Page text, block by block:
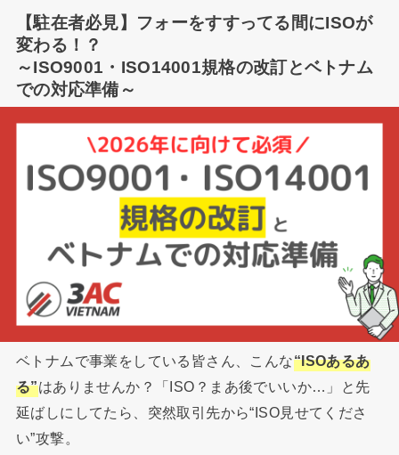
【駐在者必見】フォーをすすってる間にISOが
変わる！？
～ISO9001・ISO14001規格の改訂とベトナム
での対応準備～
ベトナムで事業をしている皆さん、こんな“ISOあるあ
る”はありませんか？「ISO？まあ後でいいか…」と先
延ばしにしてたら、突然取引先から“ISO見せてくださ
い”攻撃。